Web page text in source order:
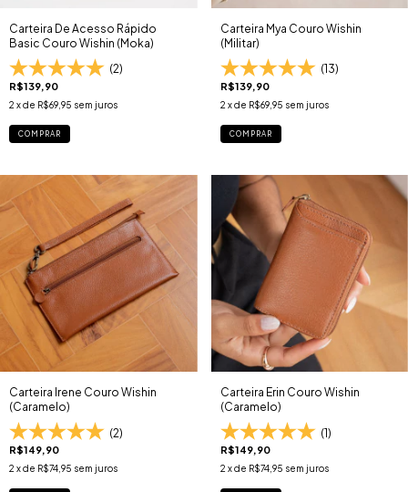
Carteira De Acesso Rápido
Basic Couro Wishin (Moka)
(2)
R$139,90
2 x de R$69,95 sem juros
COMPRAR
Carteira Mya Couro Wishin
(Militar)
(13)
R$139,90
2 x de R$69,95 sem juros
COMPRAR
Carteira Irene Couro Wishin
(Caramelo)
(2)
R$149,90
2 x de R$74,95 sem juros
Carteira Erin Couro Wishin
(Caramelo)
(1)
R$149,90
2 x de R$74,95 sem juros